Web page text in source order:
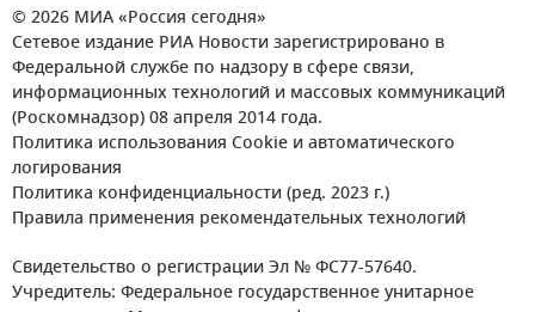
© 2026 МИА «Россия сегодня»
Сетевое издание РИА Новости зарегистрировано в
Федеральной службе по надзору в сфере связи,
информационных технологий и массовых коммуникаций
(Роскомнадзор) 08 апреля 2014 года.
Политика использования Cookie и автоматического
логирования
Политика конфиденциальности (ред. 2023 г.)
Правила применения рекомендательных технологий
Свидетельство о регистрации Эл № ФС77-57640.
Учредитель: Федеральное государственное унитарное